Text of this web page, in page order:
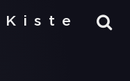
Kiste